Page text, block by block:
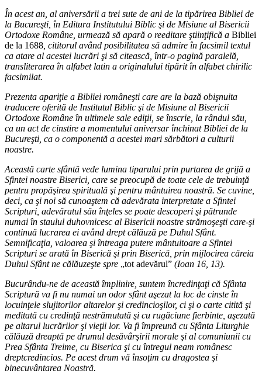
În acest an, al aniversării a trei sute de ani de la tipărirea Bibliei de
la Bucureşti, în Editura Institutului Biblic şi de Misiune al Bisericii
Ortodoxe Române, urmează să apară o reeditare ştiinţifică a Bibliei
de la 1688 , cititorul având posibilitatea să admire în facsimil textul
ca atare al acestei lucrări şi să citească, într-o pagină paralelă,
transliterarea în alfabet latin a originalului tipărit în alfabet chirilic
facsimilat.
Prezenta apariţie a Bibliei româneşti care are la bază obişnuita
traducere oferită de Institutul Biblic şi de Misiune al Bisericii
Ortodoxe Române în ultimele sale ediţii, se înscrie, la rândul său,
ca un act de cinstire a momentului aniversar închinat Bibliei de la
Bucureşti, ca o componentă a acestei mari sărbători a culturii
noastre.
Această carte sfântă vede lumina tiparului prin purtarea de grijă a
Sfintei noastre Biserici, care se preocupă de toate cele de trebuinţă
pentru propăşirea spirituală şi pentru mântuirea noastră. Se cuvine,
deci, ca şi noi să cunoaştem că adevărata interpretate a Sfintei
Scripturi, adevăratul său înţeles se poate descoperi şi pătrunde
numai în staulul duhovnicesc al Bisericii noastre strămoşeşti care-şi
continuă lucrarea ei având drept călăuză pe Duhul Sfânt.
Semnificaţia, valoarea şi întreaga putere mântuitoare a Sfintei
Scripturi se arată în Biserică şi prin Biserică, prin mijlocirea căreia
Duhul Sfânt ne călăuzeşte spre „tot adevărul” (Ioan 16, 13).
Bucurându-ne de această împlinire, suntem încredinţaţi că Sfânta
Scriptură va fi nu numai un odor sfânt aşezat la loc de cinste în
locuinţele slujitorilor altarelor şi credincioşilor, ci şi o carte citită şi
meditată cu credinţă nestrămutată şi cu rugăciune fierbinte, aşezată
pe altarul lucrărilor şi vieţii lor. Va fi împreună cu Sfânta Liturghie
călăuză dreaptă pe drumul desăvârşirii morale şi al comuniunii cu
Prea Sfânta Treime, cu Biserica şi cu întregul neam românesc
dreptcredincios. Pe acest drum vă însoţim cu dragostea şi
binecuvântarea Noastră.